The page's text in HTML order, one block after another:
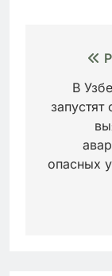
В
запустят
опасных